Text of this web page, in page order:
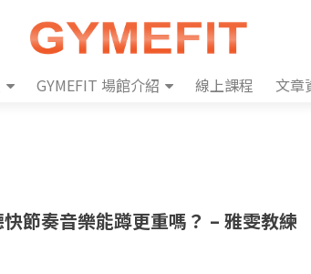
GYMEFIT 場館介紹 線上課程 文章
快節奏音樂能蹲更重嗎？ – 雅雯教練